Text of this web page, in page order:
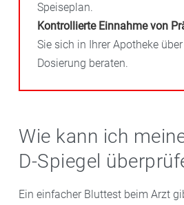
Speiseplan.
Kontrollierte Einnahme von
Sie sich in Ihrer Apotheke
Dosierung beraten.
Wie kann ich
D-Spiegel
Ein einfacher Bluttest beim Arzt